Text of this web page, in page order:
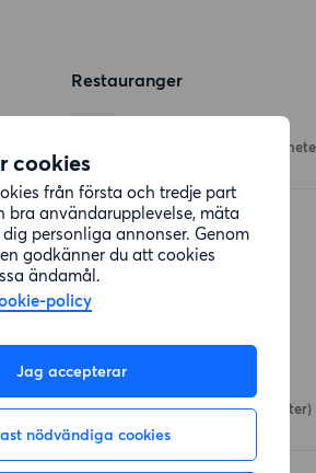
cookies
från första och tredje part
bra användarupplevelse, mäta
personliga annonser. Genom
godkänner du att cookies
ändamål.
policy
Jag accepterar
nödvändiga cookies
Restauranger
Cizgara grill
(53
Hamzo Sushi
Årstavägen
Affärer
Siljansvägen 66(503 meter)